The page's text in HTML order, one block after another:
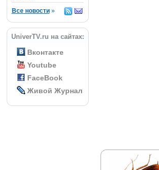
Все новости»
UniverTV.ru на сайтах:
Вконтакте
Youtube
FaceBook
Живой Журнал